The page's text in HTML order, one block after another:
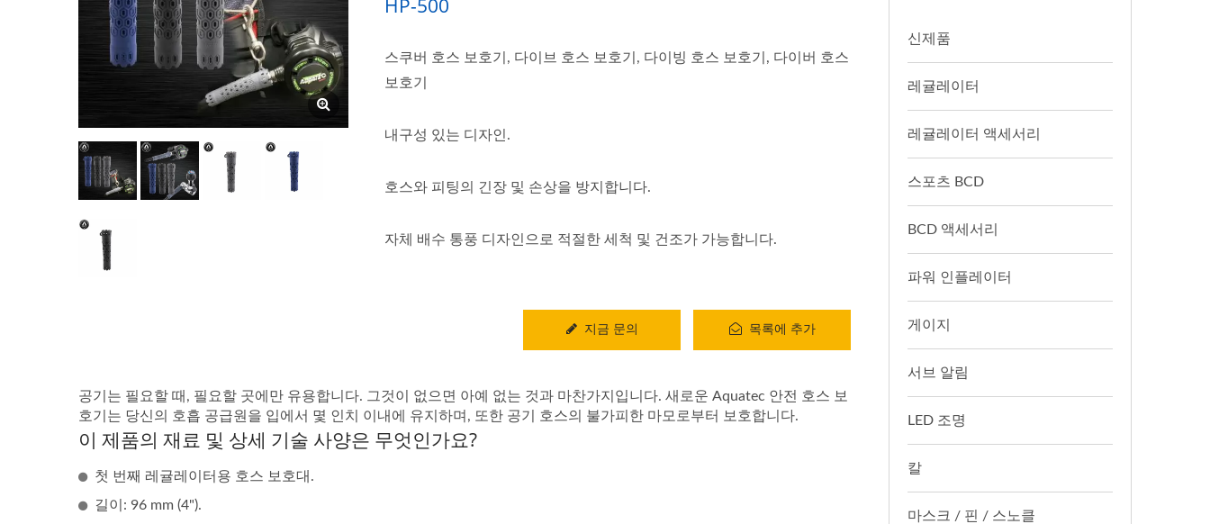
HP-500
스쿠버 호스 보호기, 다이브 호스 보호기, 다이빙 호스 보호기, 다이버 호스
보호기
내구성 있는 디자인.
호스와 피팅의 긴장 및 손상을 방지합니다.
자체 배수 통풍 디자인으로 적절한 세척 및 건조가 가능합니다.
목록에 추가
지금 문의
공기는 필요할 때, 필요할 곳에만 유용합니다. 그것이 없으면 아예 없는 것과 마찬가지입니다. 새로운 Aquatec 안전 호스 보
호기는 당신의 호흡 공급원을 입에서 몇 인치 이내에 유지하며, 또한 공기 호스의 불가피한 마모로부터 보호합니다.
이 제품의 재료 및 상세 기술 사양은 무엇인가요?
첫 번째 레귤레이터용 호스 보호대.
길이: 96 mm (4").
신제품
레귤레이터
레귤레이터 액세서리
스포츠 BCD
BCD 액세서리
파워 인플레이터
게이지
서브 알림
LED 조명
칼
마스크 / 핀 / 스노클